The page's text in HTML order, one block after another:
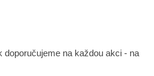
doporučujeme na každou akci - na